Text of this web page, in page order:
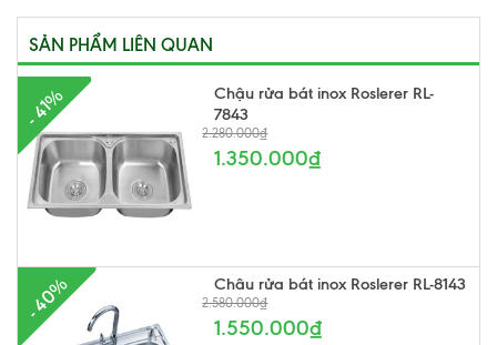
SẢN PHẨM LIÊN QUAN
- 41%
Chậu rửa bát inox Roslerer RL-
7843
2.280.000₫
1.350.000₫
- 40% Châu rửa bát inox Roslerer RL-8143
2.580.000₫
1.550.000₫